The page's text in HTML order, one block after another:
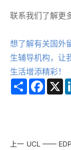
联系我们了解更
想了解有关国外
生辅导机构，让
生活增添精彩！
Share X
上一 UCL ——